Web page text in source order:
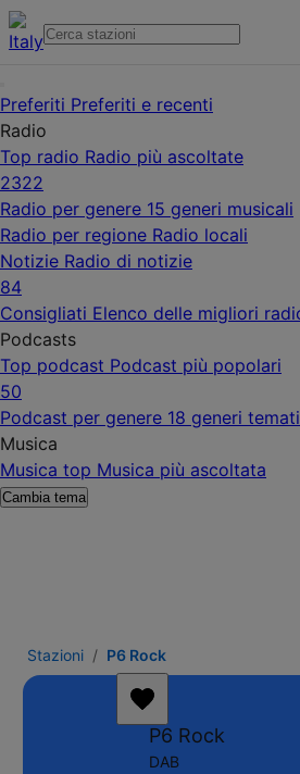
Preferiti Preferiti e recenti
Radio
Top radio Radio più ascoltate
2322
Radio per genere 15 generi musicali
Radio per regione Radio locali
Notizie Radio di notizie
84
Consigliati Elenco delle migliori
Podcasts
Top podcast Podcast più popolari
50
Podcast per genere 18 generi
Musica
Musica top Musica più ascoltata
Cambia tema
Stazioni P6 Rock
P6 Rock
DAB